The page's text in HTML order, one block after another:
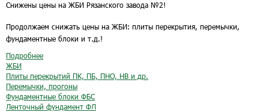
Снижены цены на ЖБИ Рязанского завода №2!
Продолжаем снижать цены на ЖБИ: плиты перекрытия, перемычки,
фундаментные блоки и т.д.!
Подробнее
ЖБИ
Плиты перекрытий ПК, ПБ, ПНО, НВ и др.
Перемычки, прогоны
Фундаментные блоки ФБС
Ленточный фундамент ФЛ